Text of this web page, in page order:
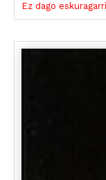
Ez dago eskuragarri